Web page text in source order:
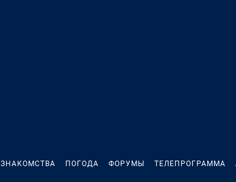
ЗНАКОМСТВА ПОГОДА ФОРУМЫ ТЕЛЕПРОГРАММА